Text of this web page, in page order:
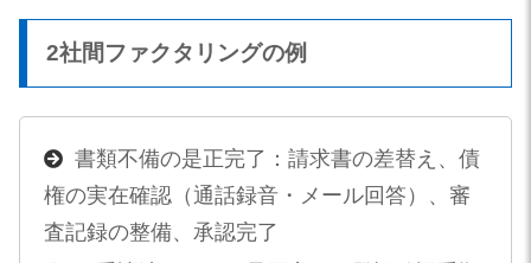
2社間ファクタリングの例
書類不備の是正完了：請求書の差替え、債
権の実在確認（通話録音・メール回答）、審
査記録の整備、承認完了